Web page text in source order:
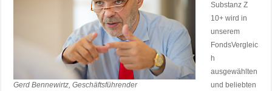
Gerd Bennewirtz, Geschäftsführender
Substanz Z
10+ wird in
unserem
FondsVergleic
h
ausgewählten
und beliebten